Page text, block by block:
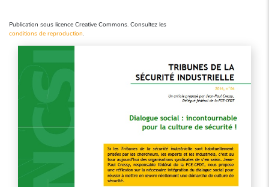
Publication sous licence Creative Commons. Consultez les
conditions de reproduction.